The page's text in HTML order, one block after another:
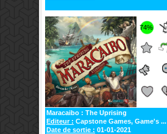
74%
Maracaibo : The Uprising
Editeur : Capstone Games, Game's ...
Date de sortie : 01-01-2021